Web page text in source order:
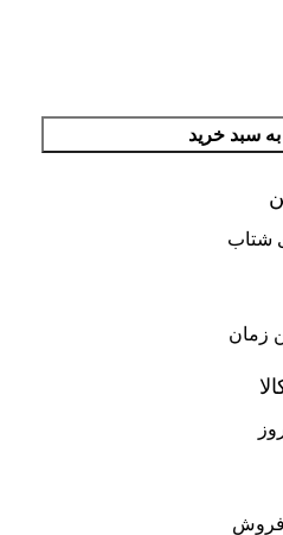
سبد خرید
شتاب
زمان
فروش